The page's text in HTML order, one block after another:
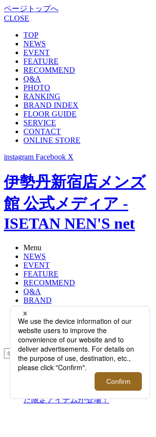
ページトップへ
CLOSE
TOP
NEWS
EVENT
FEATURE
RECOMMEND
Q&A
PHOTO
RANKING
BRAND INDEX
FLOOR GUIDE
SERVICE
CONTACT
ONLINE STORE
instagram Facebook X
伊勢丹新宿店メンズ
館 公式メディア -
ISETAN NEN'S net
Menu
NEWS
EVENT
FEATURE
RECOMMEND
Q&A
BRAND
FLOOR
RANKING
ONLINE STORE
SERVICE
検索
TOP
新たなブラックウォッチをあしらっ
た限定アイテムが登場！